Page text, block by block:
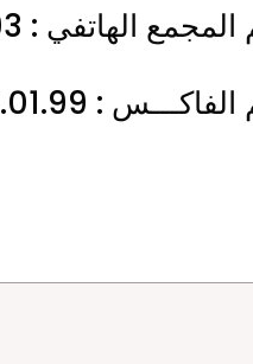
الهاتفي : 037.10.01.93
: 037.10.01.99